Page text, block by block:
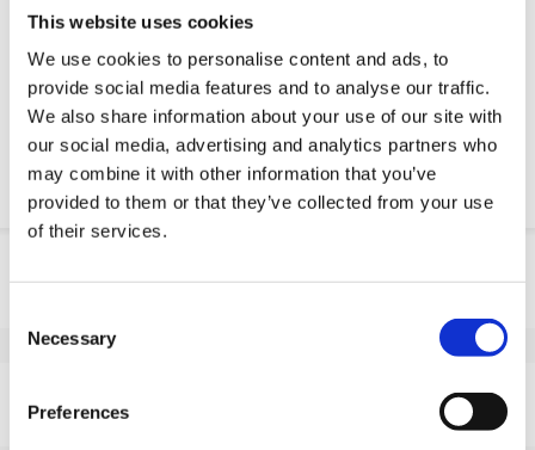
This website uses cookies
We use cookies to personalise content and ads, to
provide social media features and to analyse our traffic.
We also share information about your use of our site with
our social media, advertising and analytics partners who
may combine it with other information that you’ve
provided to them or that they’ve collected from your use
of their services.
Selection
Necessary
Preferences
Download PDF
Odpornosc chemiczna
EAN